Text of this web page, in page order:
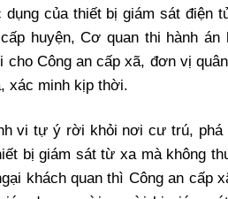
của thiết bị giám sát điện
huyện, Cơ quan thi hành án
Công an cấp xã, đơn vị
xác minh kịp thời.
vi tự ý rời khỏi nơi cư trú, phá
bị giám sát từ xa mà không
khách quan thì Công an cấp